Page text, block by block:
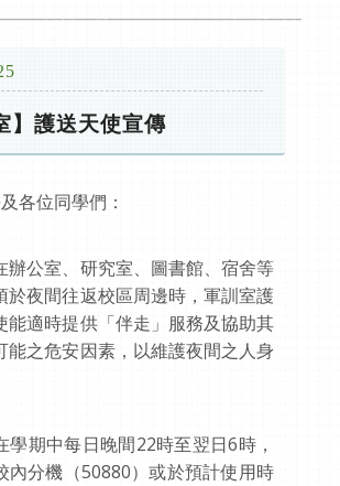
】護送天使宣傳
各位同學們：
辦公室、研究室、圖書館、宿舍等
於夜間往返校區周邊時，軍訓室護
能適時提供「伴走」服務及協助其
能之危安因素，以維護夜間之人身
學期中每日晚間22時至翌日6時，
內分機（50880）或於預計使用時